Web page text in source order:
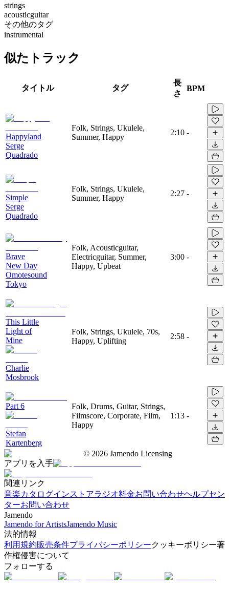
strings
acousticguitar
その他のタグ
instrumental
似たトラック
タイトル タグ
長
さ
BPM
Happyland
Serge
Quadrado
Folk, Strings, Ukulele,
Summer, Happy
2:10 -
Simple
Serge
Quadrado
Folk, Strings, Ukulele,
Summer, Happy
2:27 -
Brave
New Day
Omotesound
Tokyo
Folk, Acousticguitar,
Electricguitar, Summer,
Happy, Upbeat
3:00 -
This Little
Light of
Mine
Charlie
Mosbrook
Folk, Strings, Ukulele, 70s,
Happy, Uplifting
2:58 -
Part 6
Stefan
Kartenberg
Folk, Drums, Guitar, Strings,
Filmscore, Corporate, Film,
Happy
1:13 -
© 2026 Jamendo Licensing
アプリを入手
関連リンク
音楽カタログインストアラジオ料金お問い合わせヘルプセン
ターお問い合わせ
Jamendo
Jamendo for ArtistsJamendo Music
法的情報
利用規約販売条件プライバシーポリシークッキーポリシー著
作権侵害について
フォローする